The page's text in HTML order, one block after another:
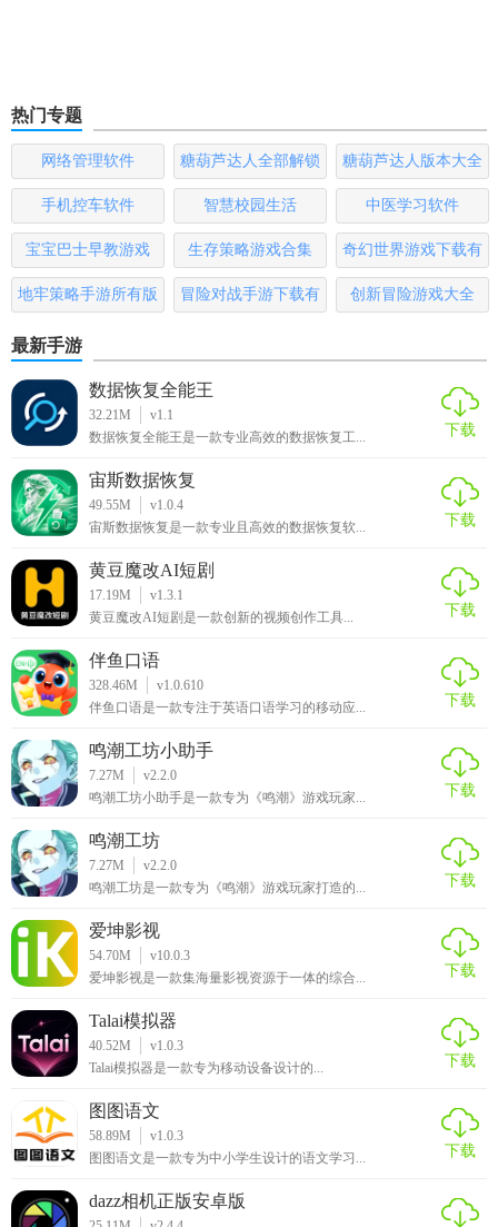
热门专题
网络管理软件
糖葫芦达人全部解锁
版
糖葫芦达人版本大全
手机控车软件 智慧校园生活 中医学习软件
宝宝巴士早教游戏 生存策略游戏合集
奇幻世界游戏下载有
哪些
地牢策略手游所有版
冒险对战手游下载有
创新冒险游戏大全
最新手游
数据恢复全能王
32.21M
v1.1
数据恢复全能王是一款专业高效的数据恢复工...
下载
宙斯数据恢复
49.55M
v1.0.4
宙斯数据恢复是一款专业且高效的数据恢复软...
下载
黄豆魔改AI短剧
17.19M
v1.3.1
黄豆魔改AI短剧是一款创新的视频创作工具...
下载
伴鱼口语
328.46M
v1.0.610
伴鱼口语是一款专注于英语口语学习的移动应...
下载
鸣潮工坊小助手
7.27M
v2.2.0
鸣潮工坊小助手是一款专为《鸣潮》游戏玩家...
下载
鸣潮工坊
7.27M
v2.2.0
鸣潮工坊是一款专为《鸣潮》游戏玩家打造的...
下载
爱坤影视
54.70M
v10.0.3
爱坤影视是一款集海量影视资源于一体的综合...
下载
Talai模拟器
40.52M
v1.0.3
Talai模拟器是一款专为移动设备设计的...
下载
图图语文
58.89M
v1.0.3
图图语文是一款专为中小学生设计的语文学习...
下载
dazz相机正版安卓版